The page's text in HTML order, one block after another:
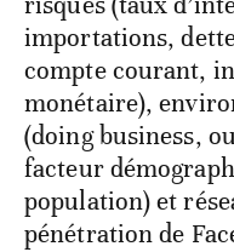
importations,
compte courant,
monétaire),
(doing business,
facteur
population) et
pénétration de